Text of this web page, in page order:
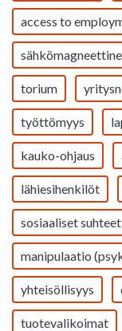
access to
torium
työttömyys
kauko-ohjaus
lähiesihenkilöt
sosiaaliset suhteet
manipulaatio
yhteisöllisyys
tuotevalikoimat